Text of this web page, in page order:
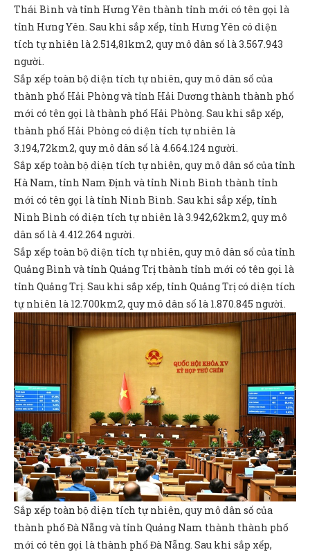
Thái Bình và tỉnh Hưng Yên thành tỉnh mới có tên gọi là
tỉnh Hưng Yên. Sau khi sắp xếp, tỉnh Hưng Yên có diện
tích tự nhiên là 2.514,81km2, quy mô dân số là 3.567.943
người.
Sắp xếp toàn bộ diện tích tự nhiên, quy mô dân số của
thành phố Hải Phòng và tỉnh Hải Dương thành thành phố
mới có tên gọi là thành phố Hải Phòng. Sau khi sắp xếp,
thành phố Hải Phòng có diện tích tự nhiên là
3.194,72km2, quy mô dân số là 4.664.124 người.
Sắp xếp toàn bộ diện tích tự nhiên, quy mô dân số của tỉnh
Hà Nam, tỉnh Nam Định và tỉnh Ninh Bình thành tỉnh
mới có tên gọi là tỉnh Ninh Bình. Sau khi sắp xếp, tỉnh
Ninh Bình có diện tích tự nhiên là 3.942,62km2, quy mô
dân số là 4.412.264 người.
Sắp xếp toàn bộ diện tích tự nhiên, quy mô dân số của tỉnh
Quảng Bình và tỉnh Quảng Trị thành tỉnh mới có tên gọi là
tỉnh Quảng Trị. Sau khi sắp xếp, tỉnh Quảng Trị có diện tích
tự nhiên là 12.700km2, quy mô dân số là 1.870.845 người.
Sắp xếp toàn bộ diện tích tự nhiên, quy mô dân số của
thành phố Đà Nẵng và tỉnh Quảng Nam thành thành phố
mới có tên gọi là thành phố Đà Nẵng. Sau khi sắp xếp,